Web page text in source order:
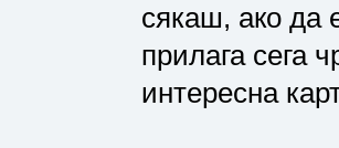
сякаш, ако да
прилага сега
интересна